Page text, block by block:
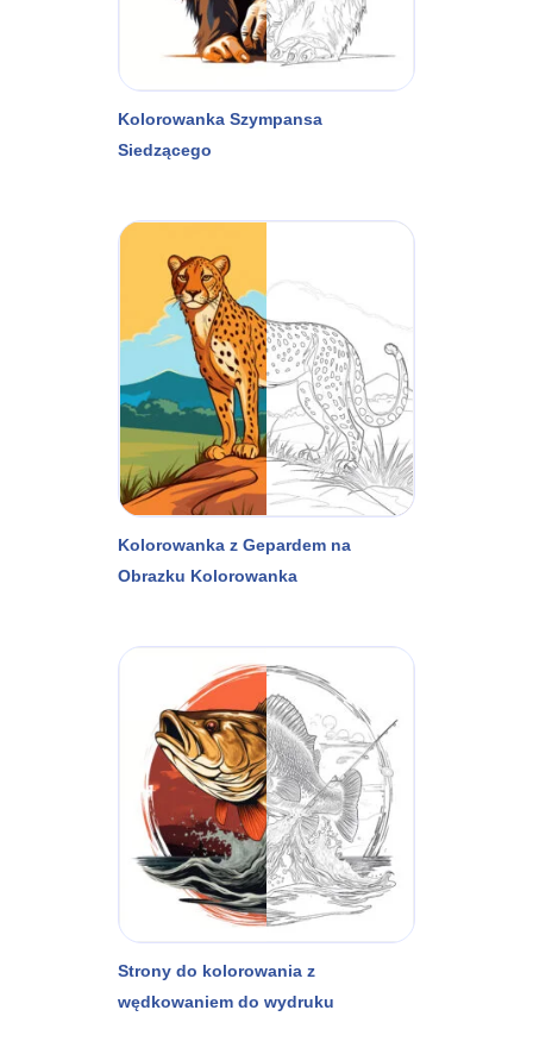
Kolorowanka Szympansa
Siedzącego
Kolorowanka z Gepardem na
Obrazku Kolorowanka
Strony do kolorowania z
wędkowaniem do wydruku